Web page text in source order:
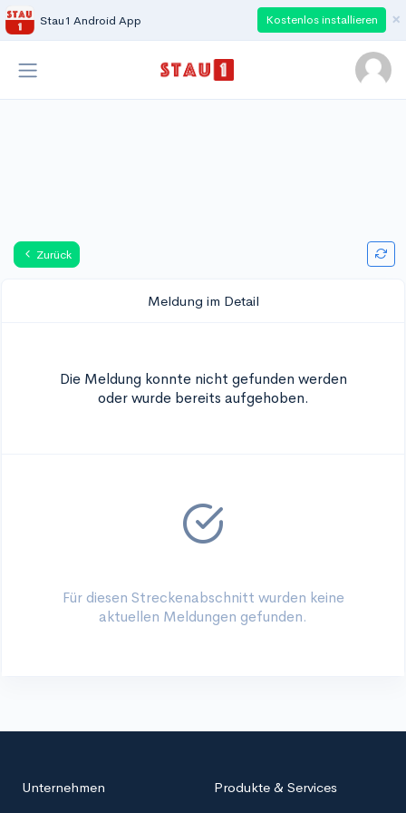
Stau1 Android App Kostenlos installieren ×
Zurück
Meldung im Detail
Die Meldung konnte nicht gefunden werden
oder wurde bereits aufgehoben.
Für diesen Streckenabschnitt wurden keine
aktuellen Meldungen gefunden.
Unternehmen
Produkte & Services